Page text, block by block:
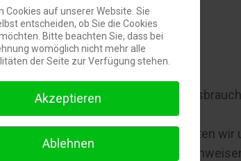
der Website
Optimierung unserer Website
-stabilität, insbesondere zur
zu ziehen. Allerdings behalten wir
auf eine rechtswidrige Nutzung
Cookies auf unserer Website. Sie
entscheiden, ob Sie die Cookies
Bitte beachten Sie, dass bei
womöglich nicht mehr alle
der Seite zur Verfügung stehen.
Akzeptieren
Ablehnen